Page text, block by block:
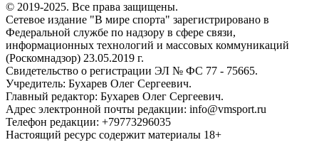
© 2019-2025. Все права защищены.
Сетевое издание "В мире спорта" зарегистрировано в
Федеральной службе по надзору в сфере связи,
информационных технологий и массовых коммуникаций
(Роскомнадзор) 23.05.2019 г.
Свидетельство о регистрации ЭЛ № ФС 77 - 75665.
Учредитель: Бухарев Олег Сергеевич.
Главный редактор: Бухарев Олег Сергеевич.
Адрес электронной почты редакции: info@vmsport.ru
Телефон редакции: +79773296035
Настоящий ресурс содержит материалы 18+